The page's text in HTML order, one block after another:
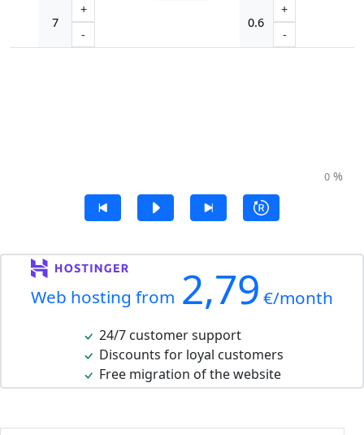
+
-
+
-
0%
Web hosting from 2,79 €/month
24/7 customer support
Discounts for loyal customers
Free migration of the website